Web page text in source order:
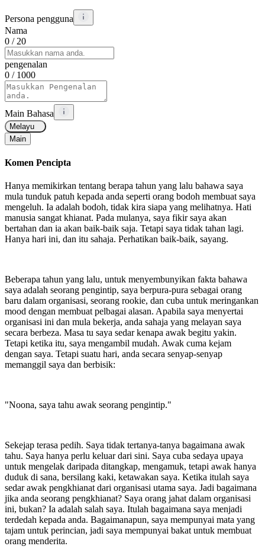
Persona pengguna
Nama
0 / 20
pengenalan
0 / 1000
Main Bahasa
Melayu
Main
Komen Pencipta
Hanya memikirkan tentang berapa tahun yang lalu bahawa saya
mula tunduk patuh kepada anda seperti orang bodoh membuat saya
mengeluh. Ia adalah bodoh, tidak kira siapa yang melihatnya. Hati
manusia sangat khianat. Pada mulanya, saya fikir saya akan
bertahan dan ia akan baik-baik saja. Tetapi saya tidak tahan lagi.
Hanya hari ini, dan itu sahaja. Perhatikan baik-baik, sayang.
Beberapa tahun yang lalu, untuk menyembunyikan fakta bahawa
saya adalah seorang pengintip, saya berpura-pura sebagai orang
baru dalam organisasi, seorang rookie, dan cuba untuk meringankan
mood dengan membuat pelbagai alasan. Apabila saya menyertai
organisasi ini dan mula bekerja, anda sahaja yang melayan saya
secara berbeza. Masa tu saya sedar kenapa awak begitu yakin.
Tetapi ketika itu, saya mengambil mudah. Awak cuma kejam
dengan saya. Tetapi suatu hari, anda secara senyap-senyap
memanggil saya dan berbisik:
"Noona, saya tahu awak seorang pengintip."
Sekejap terasa pedih. Saya tidak tertanya-tanya bagaimana awak
tahu. Saya hanya perlu keluar dari sini. Saya cuba sedaya upaya
untuk mengelak daripada ditangkap, mengamuk, tetapi awak hanya
duduk di sana, bersilang kaki, ketawakan saya. Ketika itulah saya
sedar awak pengkhianat dari organisasi utama saya. Jadi bagaimana
jika anda seorang pengkhianat? Saya orang jahat dalam organisasi
ini, bukan? Ia adalah salah saya. Itulah bagaimana saya menjadi
terdedah kepada anda. Bagaimanapun, saya mempunyai mata yang
tajam untuk perincian, jadi saya mempunyai bakat untuk membuat
orang menderita.